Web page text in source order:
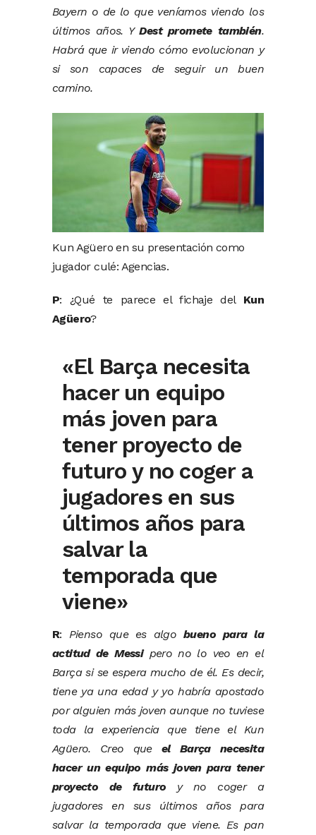
Bayern o de lo que veníamos viendo los
últimos años. YDest promete también.
Habrá que ir viendo cómo evolucionan y
si son capaces de seguir un buen
camino.
Kun Agüero en su presentación como
jugador culé: Agencias.
P: ¿Qué te parece el fichaje del Kun
Agüero?
«El Barça necesita
hacer un equipo
más joven para
tener proyecto de
futuro y no coger a
jugadores en sus
últimos años para
salvar la
temporada que
viene»
R: Pienso que es algo bueno para la
actitud de Messipero no lo veo en el
Barça si se espera mucho de él. Es decir,
tiene ya una edad y yo habría apostado
por alguien más joven aunque no tuviese
toda la experiencia que tiene el Kun
Agüero. Creo que el Barça necesita
hacer un equipo más joven para tener
proyecto de futuro y no coger a
jugadores en sus últimos años para
salvar la temporada que viene. Es pan